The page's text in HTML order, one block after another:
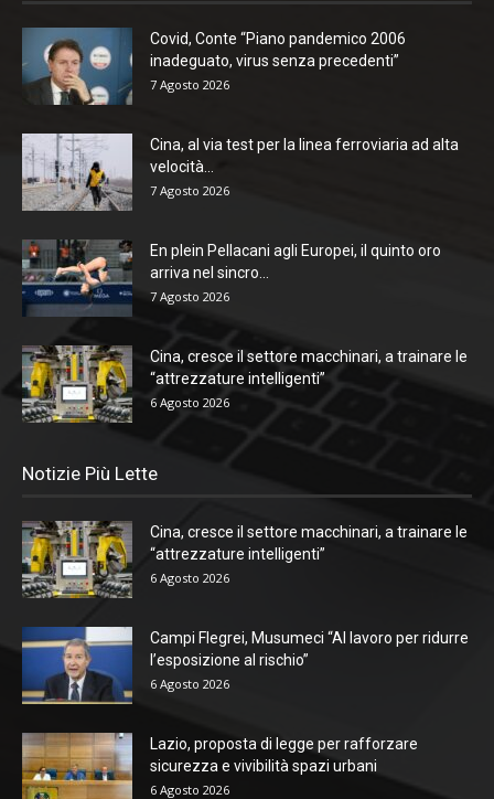
Covid, Conte “Piano pandemico 2006
inadeguato, virus senza precedenti”
7 Agosto 2026
Cina, al via test per la linea ferroviaria ad alta
velocità...
7 Agosto 2026
En plein Pellacani agli Europei, il quinto oro
arriva nel sincro...
7 Agosto 2026
Cina, cresce il settore macchinari, a trainare le
“attrezzature intelligenti”
6 Agosto 2026
Notizie Più Lette
Cina, cresce il settore macchinari, a trainare le
“attrezzature intelligenti”
6 Agosto 2026
Campi Flegrei, Musumeci “Al lavoro per ridurre
l’esposizione al rischio”
6 Agosto 2026
Lazio, proposta di legge per rafforzare
sicurezza e vivibilità spazi urbani
6 Agosto 2026